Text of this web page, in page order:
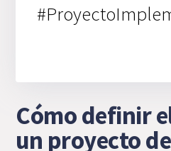
Cómo definir
un proyecto de